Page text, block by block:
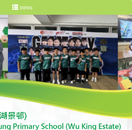
menu